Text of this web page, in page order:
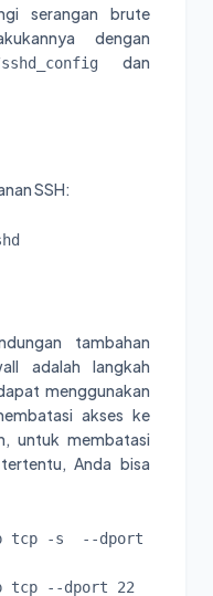
serangan brute
dengan
dan
SSH:
tambahan
adalah langkah
menggunakan
akses ke
untuk membatasi
Anda bisa
tcp -s
--dport
tcp --dport 22